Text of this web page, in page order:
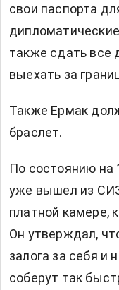
свои паспорта
также сдать
выехать за
Также Ермак
браслет.
По состоянию на
уже вышел из
платной камере,
Он утверждал,
залога за себя
соберут так